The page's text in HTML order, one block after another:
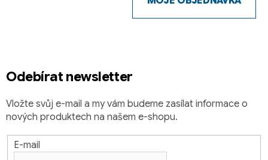
Odebírat newsletter
Vložte svůj e-mail a my vám budeme zasílat informace o
nových produktech na našem e-shopu.
E-mail